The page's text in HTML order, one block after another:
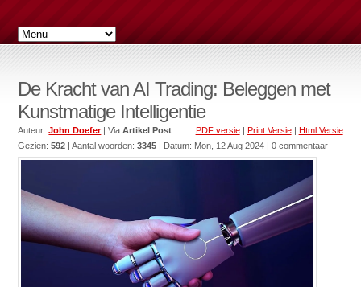
De Kracht van AI Trading: Beleggen met
Kunstmatige Intelligentie
PDF versie| Print Versie| Html Versie
Auteur:John Doefer| ViaArtikel Post
Gezien:592 | Aantal woorden:3345 | Datum: Mon, 12 Aug 2024 | 0 commentaar